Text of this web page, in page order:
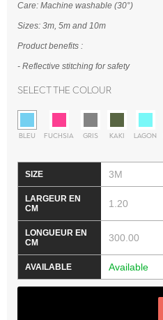
Care: Machine washable (30°)
Sizes: 3m, 5m and 10m
Product benefits :
- Reflective stitching for safety
Select the colour
BLEU FUCHSIA GRIS KAKI LAGON
3M
1.20
300.00
Available